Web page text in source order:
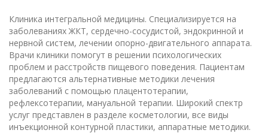
Клиника интегральной медицины. Специализируется на
заболеваниях ЖКТ, сердечно-сосудистой, эндокринной и
нервной систем, лечении опорно-двигательного аппарата.
Врачи клиники помогут в решении психологических
проблем и расстройств пищевого поведения. Пациентам
предлагаются альтернативные методики лечения
заболеваний с помощью плацентотерапии,
рефлексотерапии, мануальной терапии. Широкий спектр
услуг представлен в разделе косметологии, все виды
инъекционной контурной пластики, аппаратные методики.